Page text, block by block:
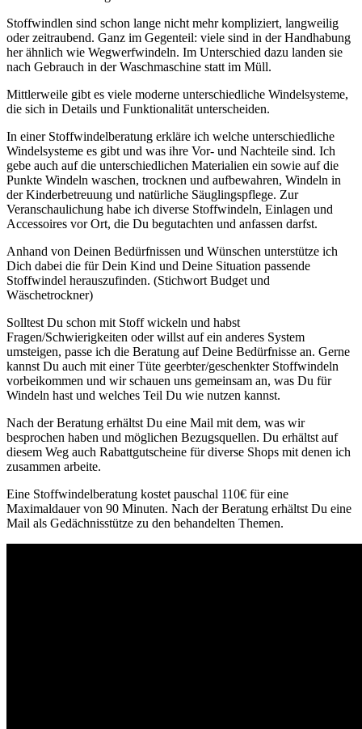
Stoffwindlen sind schon lange nicht mehr kompliziert, langweilig
oder zeitraubend. Ganz im Gegenteil: viele sind in der Handhabung
her ähnlich wie Wegwerfwindeln. Im Unterschied dazu landen sie
nach Gebrauch in der Waschmaschine statt im Müll.
Mittlerweile gibt es viele moderne unterschiedliche Windelsysteme,
die sich in Details und Funktionalität unterscheiden.
In einer Stoffwindelberatung erkläre ich welche unterschiedliche
Windelsysteme es gibt und was ihre Vor- und Nachteile sind. Ich
gebe auch auf die unterschiedlichen Materialien ein sowie auf die
Punkte Windeln waschen, trocknen und aufbewahren, Windeln in
der Kinderbetreuung und natürliche Säuglingspflege. Zur
Veranschaulichung habe ich diverse Stoffwindeln, Einlagen und
Accessoires vor Ort, die Du begutachten und anfassen darfst.
Anhand von Deinen Bedürfnissen und Wünschen unterstütze ich
Dich dabei die für Dein Kind und Deine Situation passende
Stoffwindel herauszufinden. (Stichwort Budget und
Wäschetrockner)
Solltest Du schon mit Stoff wickeln und habst
Fragen/Schwierigkeiten oder willst auf ein anderes System
umsteigen, passe ich die Beratung auf Deine Bedürfnisse an. Gerne
kannst Du auch mit einer Tüte geerbter/geschenkter Stoffwindeln
vorbeikommen und wir schauen uns gemeinsam an, was Du für
Windeln hast und welches Teil Du wie nutzen kannst.
Nach der Beratung erhältst Du eine Mail mit dem, was wir
besprochen haben und möglichen Bezugsquellen. Du erhältst auf
diesem Weg auch Rabattgutscheine für diverse Shops mit denen ich
zusammen arbeite.
Eine Stoffwindelberatung kostet pauschal 110€ für eine
Maximaldauer von 90 Minuten. Nach der Beratung erhältst Du eine
Mail als Gedächnisstütze zu den behandelten Themen.